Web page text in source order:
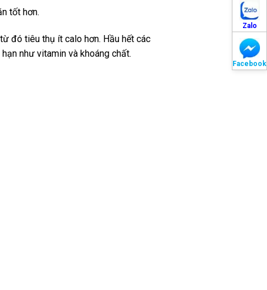
Zalo
Facebook
tốt hơn.
đó tiêu thụ ít calo hơn. Hầu hết các
như vitamin và khoáng chất.